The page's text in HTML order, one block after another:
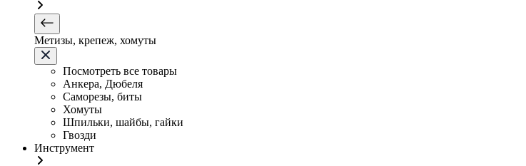
Метизы, крепеж, хомуты
Посмотреть все товары
Анкера, Дюбеля
Саморезы, биты
Хомуты
Шпильки, шайбы, гайки
Гвозди
Инструмент